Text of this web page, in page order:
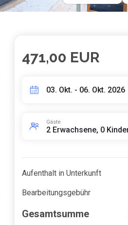
471,00 EUR
03. Okt. - 06. Okt. 2026
Gäste
Aufenthalt in Unterkunft
Bearbeitungsgebühr
Gesamtsumme